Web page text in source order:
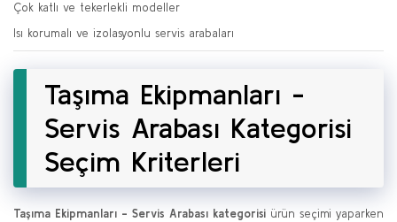
Çok katlı ve tekerlekli modeller
Isı korumalı ve izolasyonlu servis arabaları
Taşıma Ekipmanları -
Servis Arabası Kategorisi
Seçim Kriterleri
Taşıma Ekipmanları - Servis Arabası kategorisi ürün seçimi yaparken